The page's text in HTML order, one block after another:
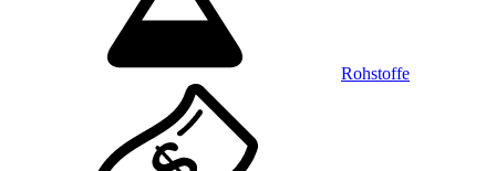
Rohstoffe